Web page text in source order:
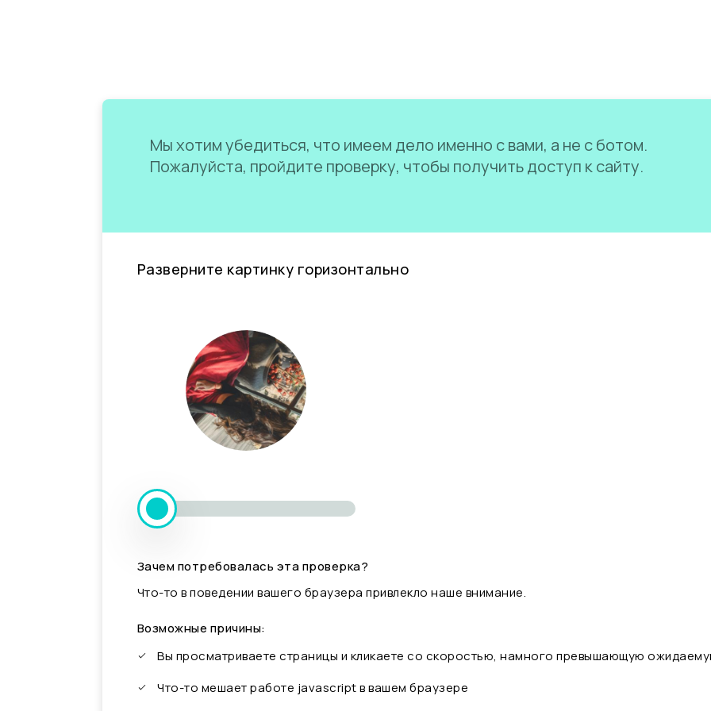
Мы хотим убедиться, что имеем дело именно с вами, а не с ботом.
Пожалуйста, пройдите проверку, чтобы получить доступ к сайту.
Разверните картинку горизонтально
Зачем потребовалась эта проверка?
Что-то в поведении вашего браузера привлекло наше внимание.
Возможные причины:
Вы просматриваете страницы и кликаете со скоростью, намного превышающую
Что-то мешает работе javascript в вашем браузере